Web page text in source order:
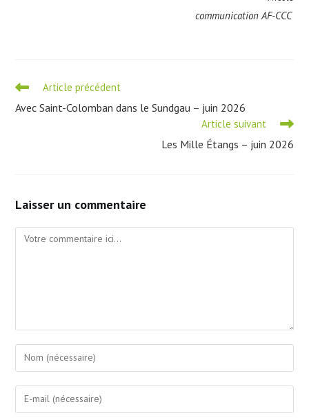
communication AF-CCC
Read
articles
Article précédent
Avec Saint-Colomban dans le Sundgau – juin 2026
Article suivant
Les Mille Étangs – juin 2026
Laisser un commentaire
Comment
Enter
your
name
Enter
your